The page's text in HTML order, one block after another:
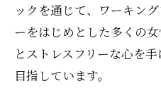
ックを通じて、ワーキン
ーをはじめとした多くの
とストレスフリーな心を
目指しています。